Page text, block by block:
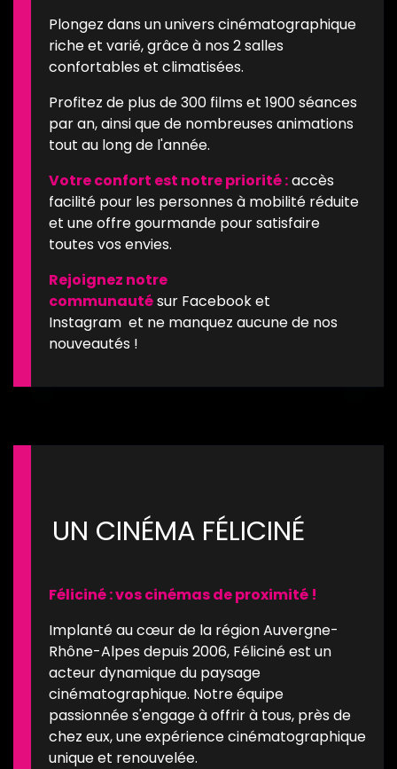
Plongez dans un univers cinématographique
riche et varié, grâce à nos 2 salles
confortables et climatisées.
Profitez de plus de 300 films et 1900 séances
par an, ainsi que de nombreuses animations
tout au long de l'année.
Votre confort est notre priorité :accès
facilité pour les personnes à mobilité réduite
et une offre gourmande pour satisfaire
toutes vos envies.
Rejoignez notre
communautésur Facebooket
Instagram et ne manquez aucune de nos
nouveautés !
UN CINÉMA FÉLICINÉ
Féliciné : vos cinémas de proximité !
Implanté au cœur de la région Auvergne-
Rhône-Alpes depuis 2006, Féliciné est un
acteur dynamique du paysage
cinématographique. Notre équipe
passionnée s'engage à offrir à tous, près de
chez eux, une expérience cinématographique
unique et renouvelée.